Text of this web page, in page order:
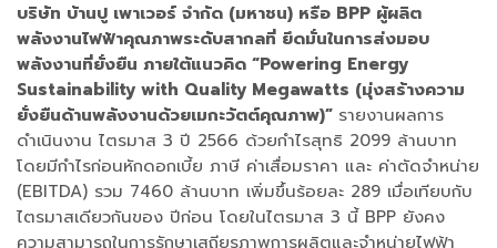
บริษัท บ้านปู เพาเวอร์ จำกัด (มหาชน) หรือ BPP ผู้ผลิต
พลังงานไฟฟ้าคุณภาพระดับสากลที่ ยึดมั่นในการส่งมอบ
พลังงานที่ยั่งยืน ภายใต้แนวคิด “Powering Energy
Sustainability with Quality Megawatts (มุ่งสร้างความ
ยั่งยืนด้านพลังงานด้วยเมกะวัตต์คุณภาพ)” รายงานผลการ
ดำเนินงาน ไตรมาส 3 ปี 2566 ด้วยกำไรสุทธิ 2099 ล้านบาท
โดยมีกำไรก่อนหักดอกเบี้ย ภาษี ค่าเสื่อมราคา และ ค่าตัดจำหน่าย
(EBITDA) รวม 7460 ล้านบาท เพิ่มขึ้นร้อยละ 289 เมื่อเทียบกับ
ไตรมาสเดียวกันของ ปีก่อน โดยในไตรมาส 3 นี้ BPP ยังคง
ความสามารถในการรักษาเสถียรภาพการผลิตและจำหน่ายไฟฟ้า